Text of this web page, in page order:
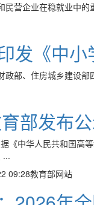
民营企业在稳就业中
发《中小
政部、住房城乡建设
部发布
《中华人民共和国高
...
09:28教育部网站